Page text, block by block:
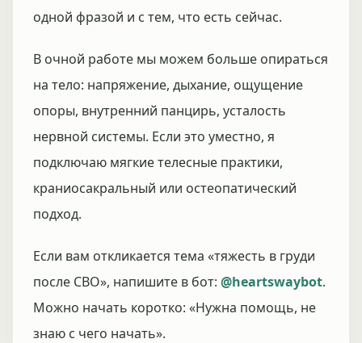
одной фразой и с тем, что есть сейчас.
В очной работе мы можем больше опираться
на тело: напряжение, дыхание, ощущение
опоры, внутренний панцирь, усталость
нервной системы. Если это уместно, я
подключаю мягкие телесные практики,
краниосакральный или остеопатический
подход.
Если вам откликается тема «тяжесть в груди
после СВО», напишите в бот: @heartswaybot.
Можно начать коротко: «Нужна помощь, не
знаю с чего начать».